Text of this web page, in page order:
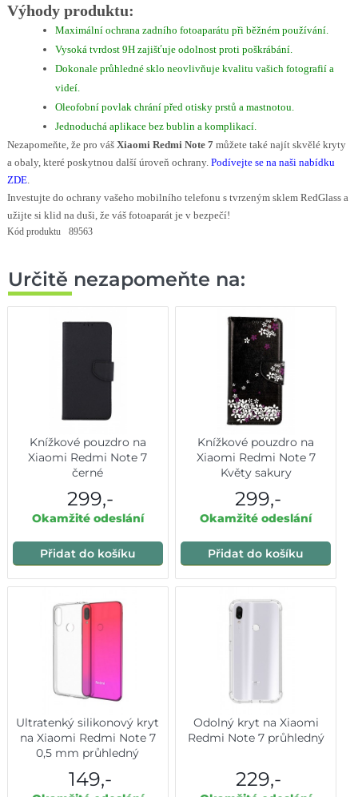
Výhody produktu:
Maximální ochrana zadního fotoaparátu při běžném používání.
Vysoká tvrdost 9H zajišťuje odolnost proti poškrábání.
Dokonale průhledné sklo neovlivňuje kvalitu vašich fotografií a
videí.
Oleofobní povlak chrání před otisky prstů a mastnotou.
Jednoduchá aplikace bez bublin a komplikací.
Nezapomeňte, že pro váš Xiaomi Redmi Note 7můžete také najít skvělé kryty
a obaly, které poskytnou další úroveň ochrany. Podívejte se na naši nabídku
ZDE.
Investujte do ochrany vašeho mobilního telefonu s tvrzeným sklem RedGlass a
užijte si klid na duši, že váš fotoaparát je v bezpečí!
Kód produktu 89563
Určitě nezapomeňte na:
Knížkové pouzdro na
Xiaomi Redmi Note 7
černé
299,-
Okamžité odeslání
Přidat do košíku
Knížkové pouzdro na
Xiaomi Redmi Note 7
Květy sakury
299,-
Okamžité odeslání
Přidat do košíku
Ultratenký silikonový kryt
na Xiaomi Redmi Note 7
0,5 mm průhledný
149,-
Odolný kryt na Xiaomi
Redmi Note 7 průhledný
229,-